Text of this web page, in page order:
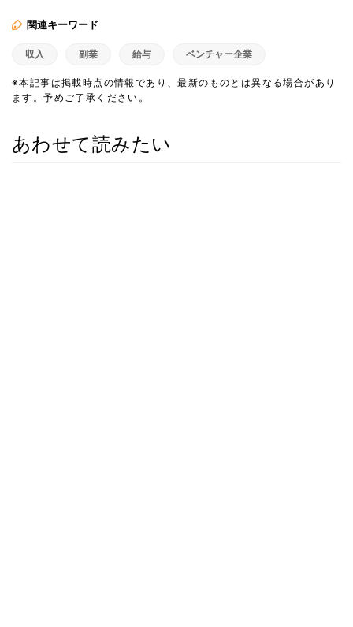
関連キーワード
収入 副業 給与 ベンチャー企業
※本記事は掲載時点の情報であり、最新のものとは異なる場合があり
ます。予めご了承ください。
あわせて読みたい